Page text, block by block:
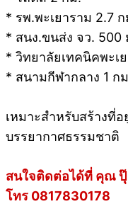
* รพ.พะเยาราม 2.7 ก
* สนง.ขนส่ง จว. 500
* วิทยาลัยเทคนิคพะเ
* สนามกีฬากลาง 1 ก
เหมาะสำหรับสร้างที่
บรรยากาศธรรมชาติ
สนใจติดต่อได้ที่ คุณ ปุ๊
โทร 0817830178